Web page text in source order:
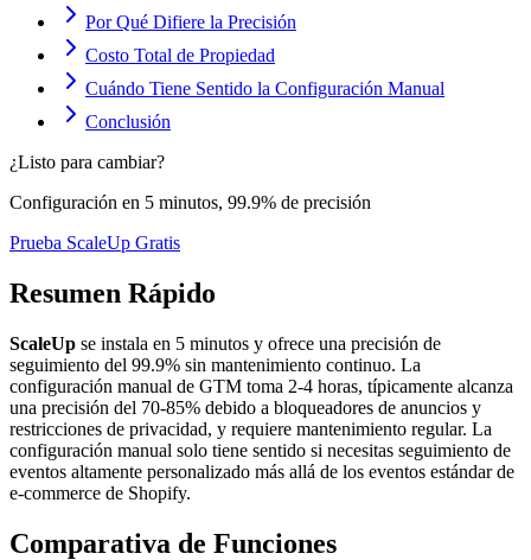
Por Qué Difiere la Precisión
Costo Total de Propiedad
Cuándo Tiene Sentido la Configuración Manual
Conclusión
¿Listo para cambiar?
Configuración en 5 minutos, 99.9% de precisión
Prueba ScaleUp Gratis
Resumen Rápido
ScaleUp se instala en 5 minutos y ofrece una precisión de
seguimiento del 99.9% sin mantenimiento continuo. La
configuración manual de GTM toma 2-4 horas, típicamente alcanza
una precisión del 70-85% debido a bloqueadores de anuncios y
restricciones de privacidad, y requiere mantenimiento regular. La
configuración manual solo tiene sentido si necesitas seguimiento de
eventos altamente personalizado más allá de los eventos estándar de
e-commerce de Shopify.
Comparativa de Funciones